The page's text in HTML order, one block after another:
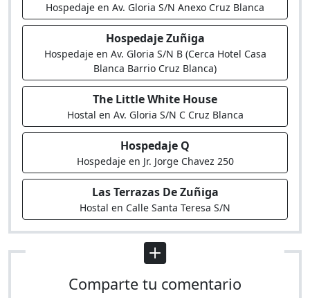
Hospedaje en Av. Gloria S/N Anexo Cruz Blanca
Hospedaje Zuñiga
Hospedaje en Av. Gloria S/N B (Cerca Hotel Casa
Blanca Barrio Cruz Blanca)
The Little White House
Hostal en Av. Gloria S/N C Cruz Blanca
Hospedaje Q
Hospedaje en Jr. Jorge Chavez 250
Las Terrazas De Zuñiga
Hostal en Calle Santa Teresa S/N
Comparte tu comentario